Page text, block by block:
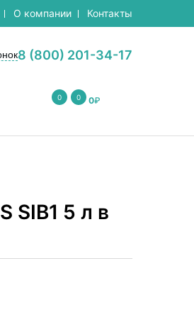
О компании Контакты
8 (800) 201-34-17
0 0 0₽
SIB1 5 л в